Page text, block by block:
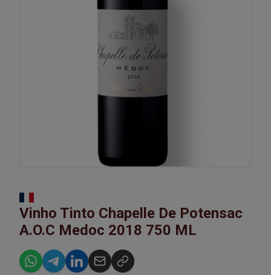
Vinho Tinto Chapelle De Potensac
A.O.C Medoc 2018 750 ML